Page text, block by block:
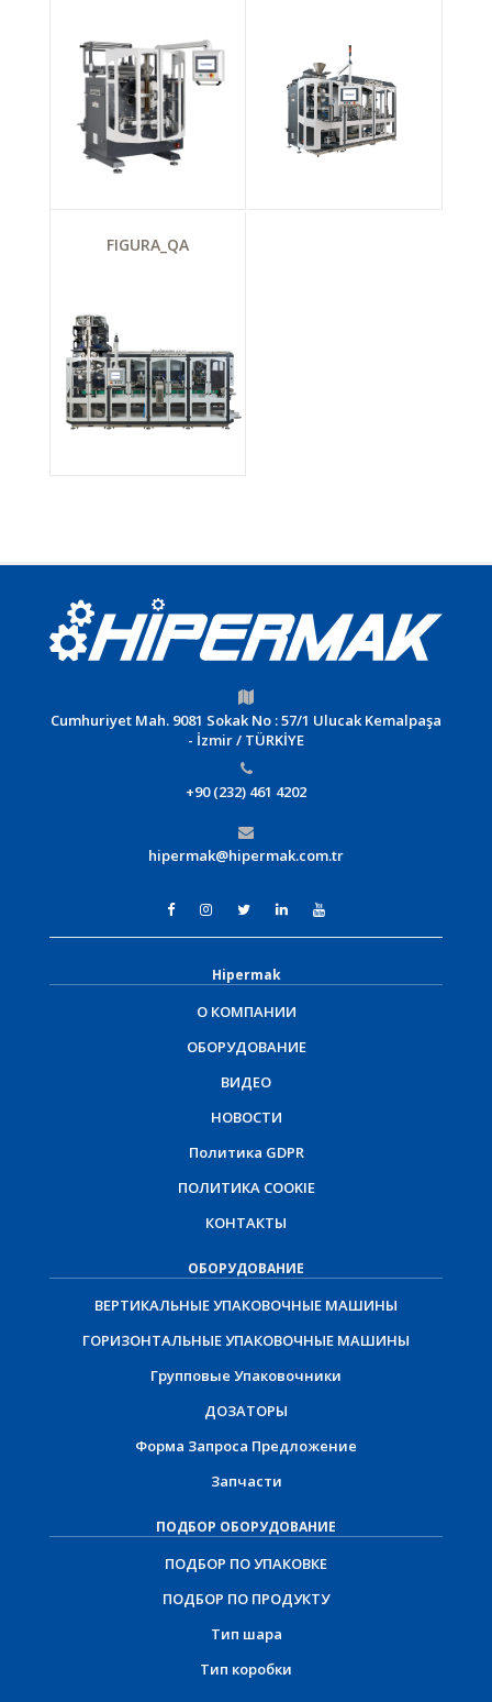
FIGURA_QA
Cumhuriyet Mah. 9081 Sokak No : 57/1 Ulucak Kemalpaşa
- İzmir / TÜRKİYE
+90 (232) 461 4202
hipermak@hipermak.com.tr
Hipermak
О КОМПАНИИ
ОБОРУДОВАНИЕ
ВИДЕО
НОВОСТИ
Политика GDPR
ПОЛИТИКА COOKIE
КОНТАКТЫ
ОБОРУДОВАНИЕ
ВЕРТИКАЛЬНЫЕ УПАКОВОЧНЫЕ МАШИНЫ
ГОРИЗОНТАЛЬНЫЕ УПАКОВОЧНЫЕ МАШИНЫ
Групповые Упаковочники
ДОЗАТОРЫ
Форма Запроса Предложение
Запчасти
ПОДБОР ОБОРУДОВАНИЕ
ПОДБОР ПО УПАКОВКЕ
ПОДБОР ПО ПРОДУКТУ
Тип шара
Тип коробки